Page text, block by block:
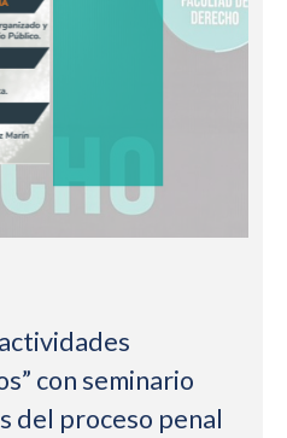
con seminario
del proceso penal